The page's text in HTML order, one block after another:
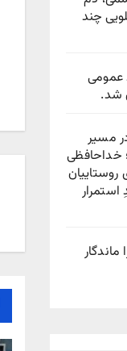
چند
عمومی
مسیر
خداحافظی
روستاییان